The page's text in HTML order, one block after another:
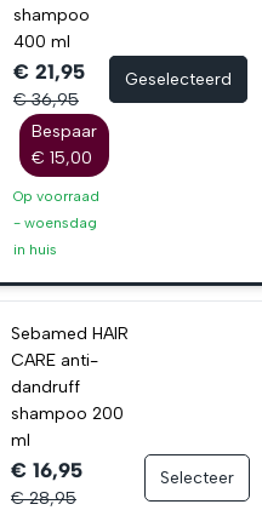
shampoo
400 ml
€ 21,95
€ 36,95
Bespaar
€ 15,00
Op voorraad
- woensdag
in huis
Geselecteerd
Sebamed HAIR
CARE anti-
dandruff
shampoo 200
ml
€ 16,95
€ 28,95
Selecteer